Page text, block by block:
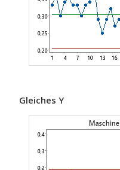
Gleiches Y